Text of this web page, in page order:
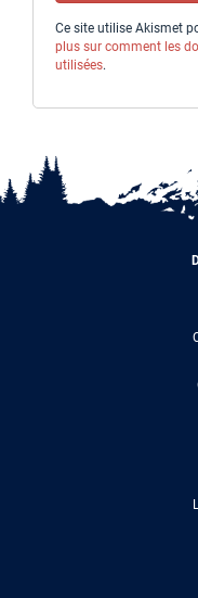
Ce site utilise Akismet
plus sur comment les
utilisées.